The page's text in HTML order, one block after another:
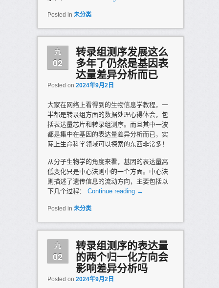
Posted in 未分类
九
02
转录组测序发展这么
多年了仍然是基因表
达量差异分析而已
Posted on 2024年9月2日
大家在网络上看得到的生物信息学教程，一
半都是转录组方面的数据处理心得体会，包
括表达量芯片和转录组测序。而且其中一波
都是集中在基因的表达量差异分析而已，实
际上生命科学领域可以探索的东西非常多！
从分子生物学的角度来看，基因的表达量高
低变化只是中心法则中的一个方面。中心法
则描述了遗传信息的流动方向，主要包括以
下几个过程： Continue reading →
Posted in 未分类
九
02
转录组测序的表达量
的两个归一化方向会
影响差异分析吗
Posted on 2024年9月2日